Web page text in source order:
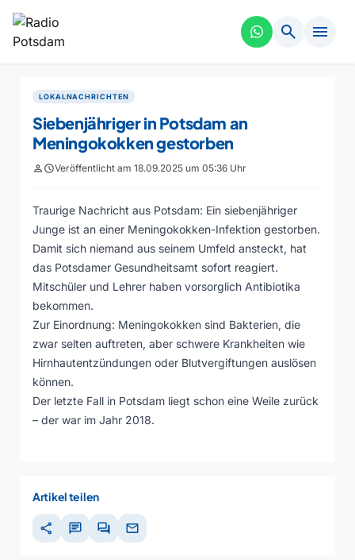
search menu
LOKALNACHRICHTEN
Siebenjähriger in Potsdam an
Meningokokken gestorben
personscheduleVeröffentlicht am 18.09.2025 um 05:36 Uhr
Traurige Nachricht aus Potsdam: Ein siebenjähriger
Junge ist an einer Meningokokken-Infektion gestorben.
Damit sich niemand aus seinem Umfeld ansteckt, hat
das Potsdamer Gesundheitsamt sofort reagiert.
Mitschüler und Lehrer haben vorsorglich Antibiotika
bekommen.
Zur Einordnung: Meningokokken sind Bakterien, die
zwar selten auftreten, aber schwere Krankheiten wie
Hirnhautentzündungen oder Blutvergiftungen auslösen
können.
Der letzte Fall in Potsdam liegt schon eine Weile zurück
– der war im Jahr 2018.
Artikel teilen
share chat forum mail